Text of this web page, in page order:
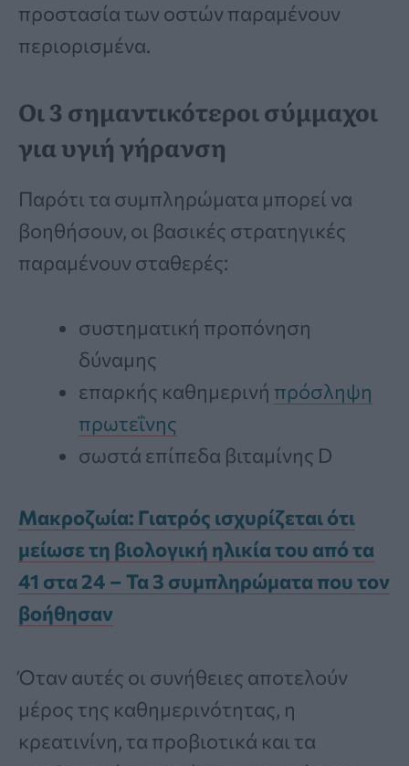
προστασία των οστών παραμένουν
περιορισμένα.
Οι 3 σημαντικότεροι σύμμαχοι
για υγιή γήρανση
Παρότι τα συμπληρώματα μπορεί να
βοηθήσουν, οι βασικές στρατηγικές
παραμένουν σταθερές:
συστηματική προπόνηση
δύναμης
επαρκής καθημερινή πρόσληψη
πρωτεΐνης
σωστά επίπεδα βιταμίνης D
Μακροζωία: Γιατρός ισχυρίζεται ότι
μείωσε τη βιολογική ηλικία του από τα
41 στα 24 – Τα 3 συμπληρώματα που τον
βοήθησαν
Όταν αυτές οι συνήθειες αποτελούν
μέρος της καθημερινότητας, η
κρεατινίνη, τα προβιοτικά και τα